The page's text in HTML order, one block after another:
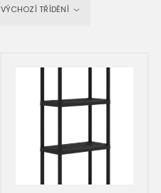
VÝCHOZÍ TŘÍDĚNÍ